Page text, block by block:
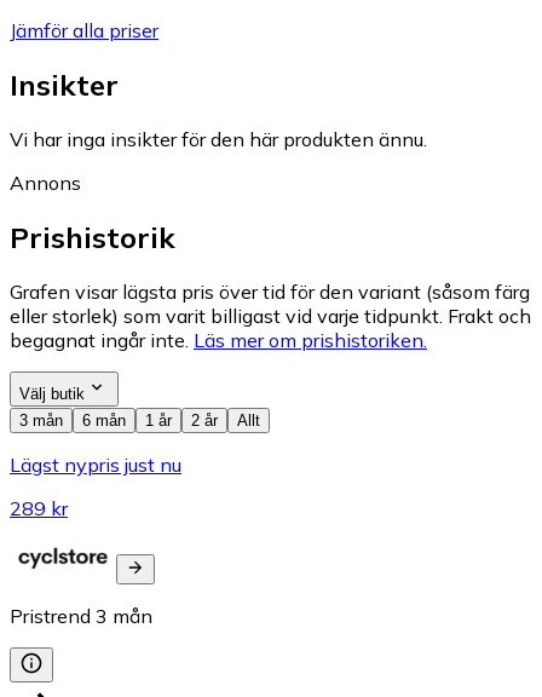
Jämför alla priser
Insikter
Vi har inga insikter för den här produkten ännu.
Annons
Prishistorik
Grafen visar lägsta pris över tid för den variant (såsom färg
eller storlek) som varit billigast vid varje tidpunkt. Frakt och
begagnat ingår inte. Läs mer om prishistoriken.
Välj butik
3 mån
6 mån 1 år 2 år Allt
Lägst nypris just nu
289 kr
Pristrend 3 mån